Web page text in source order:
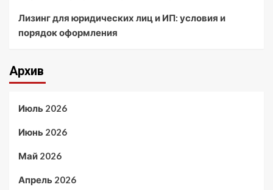
Лизинг для юридических лиц и ИП: условия и
порядок оформления
Архив
Июль 2026
Июнь 2026
Май 2026
Апрель 2026